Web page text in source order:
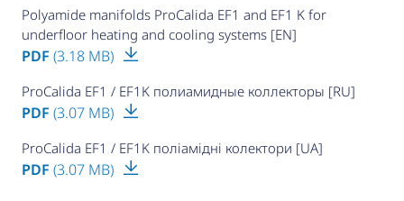
Polyamide manifolds ProCalida EF1 and EF1 K for
underfloor heating and cooling systems [EN]
PDF (3.18 MB)
ProCalida EF1 / EF1K полиамидные коллекторы [RU]
PDF (3.07 MB)
ProCalida EF1 / EF1K поліамідні колектори [UA]
PDF (3.07 MB)